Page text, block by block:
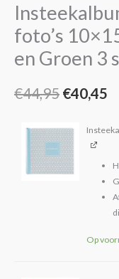
foto’s
en Groen 3
€44,95
€44,95.
€40,45
Op
10x15
cm
-
/
Groen
stuks